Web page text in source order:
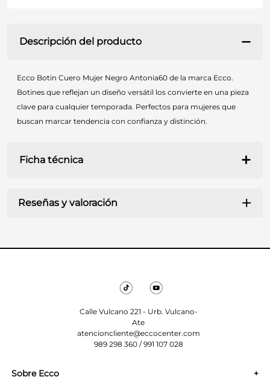
Descripción del producto
Ecco Botin Cuero Mujer Negro Antonia60 de la marca Ecco.
Botines que reflejan un diseño versátil los convierte en una pieza
clave para cualquier temporada. Perfectos para mujeres que
buscan marcar tendencia con confianza y distinción.
Ficha técnica
MATERIAL
GOMA
NEGRO
ALTURA TACO 4
Reseñas y valoración
Calle Vulcano 221 - Urb. Vulcano-
Ate
atencioncliente@eccocenter.com
989 298 360 / 991 107 028
Sobre Ecco +